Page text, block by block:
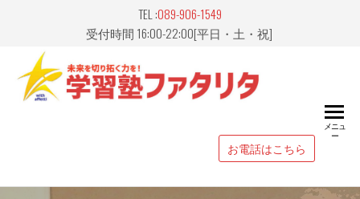
content
TEL :089-906-1549
受付時間 16:00-22:00[平日・土・祝]
山市
習塾
お電話はこちら
メニュ
ー